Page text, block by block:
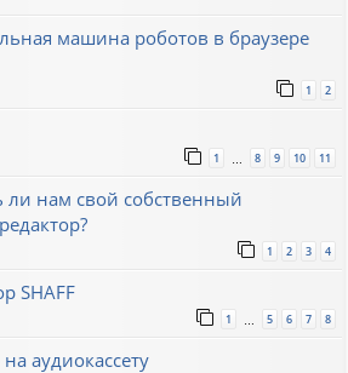
машина роботов в браузере
1 2
1 8 9 10 11
ли нам свой собственный
1 2 3 4
SHAFF
1 5 6 7 8
аудиокассету